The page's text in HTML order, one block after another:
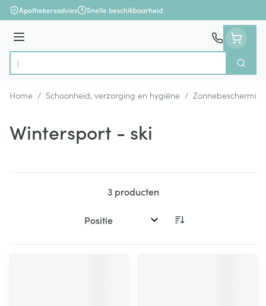
Ga naar de inhoud
Apothekersadvies Snelle beschikbaarheid
Menu
Product, merk, categorie...
Zoek
Home / Schoonheid, verzorging en hygiëne / Zonnebescherming
Wintersport - ski
3producten
Sorteer op: